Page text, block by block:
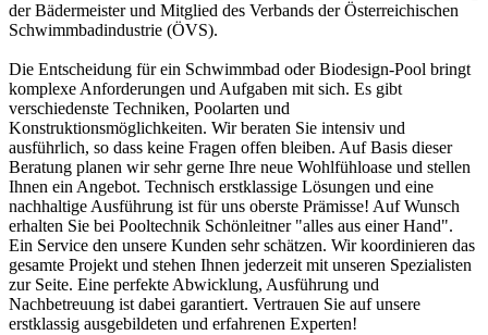
der Bädermeister und Mitglied des Verbands der Österreichischen
Schwimmbadindustrie (ÖVS).
Die Entscheidung für ein Schwimmbad oder Biodesign-Pool bringt
komplexe Anforderungen und Aufgaben mit sich. Es gibt
verschiedenste Techniken, Poolarten und
Konstruktionsmöglichkeiten. Wir beraten Sie intensiv und
ausführlich, so dass keine Fragen offen bleiben. Auf Basis dieser
Beratung planen wir sehr gerne Ihre neue Wohlfühloase und stellen
Ihnen ein Angebot. Technisch erstklassige Lösungen und eine
nachhaltige Ausführung ist für uns oberste Prämisse! Auf Wunsch
erhalten Sie bei Pooltechnik Schönleitner "alles aus einer Hand".
Ein Service den unsere Kunden sehr schätzen. Wir koordinieren das
gesamte Projekt und stehen Ihnen jederzeit mit unseren Spezialisten
zur Seite. Eine perfekte Abwicklung, Ausführung und
Nachbetreuung ist dabei garantiert. Vertrauen Sie auf unsere
erstklassig ausgebildeten und erfahrenen Experten!